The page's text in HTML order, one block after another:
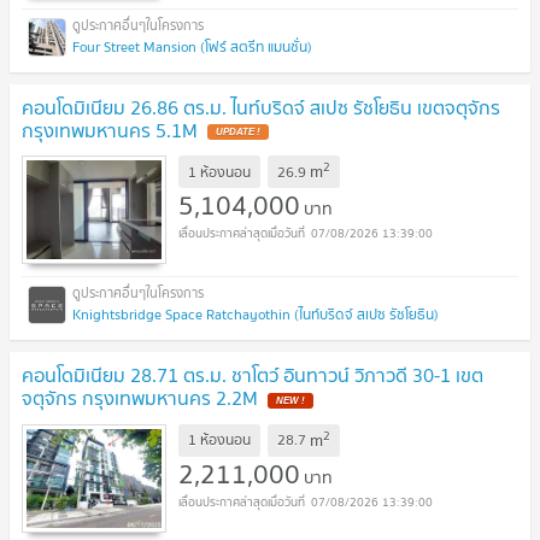
Four Street Mansion (โฟร์ สตรีท แมนชั่น)
คอนโดมิเนียม 26.86 ตร.ม. ไนท์บริดจ์ สเปซ รัชโยธิน เขตจตุจักร
กรุงเทพมหานคร 5.1M
1 ห้องนอน 26.9 m2
5,104,000 บาท
07/08/2026 13:39:00
Knightsbridge Space Ratchayothin (ไนท์บริดจ์ สเปซ รัชโยธิน)
คอนโดมิเนียม 28.71 ตร.ม. ชาโตว์ อินทาวน์ วิภาวดี 30-1 เขต
จตุจักร กรุงเทพมหานคร 2.2M
1 ห้องนอน 28.7 m2
2,211,000 บาท
07/08/2026 13:39:00